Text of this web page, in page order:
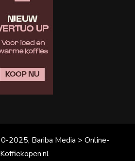
2025, Bariba Media > Online-
Koffiekopen.nl